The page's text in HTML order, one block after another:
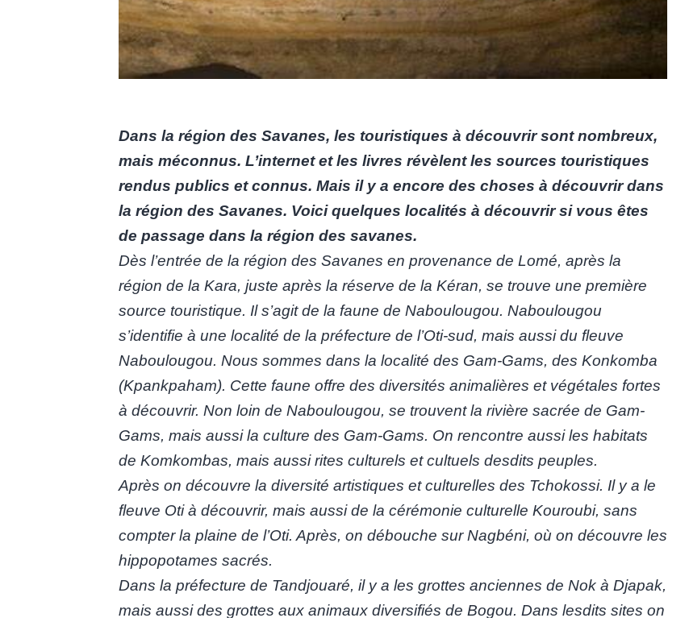
Dans la région des Savanes, les touristiques à découvrir sont nombreux,
mais méconnus. L’internet et les livres révèlent les sources touristiques
rendus publics et connus. Mais il y a encore des choses à découvrir dans
la région des Savanes. Voici quelques localités à découvrir si vous êtes
de passage dans la région des savanes.
Dès l’entrée de la région des Savanes en provenance de Lomé, après la
région de la Kara, juste après la réserve de la Kéran, se trouve une première
source touristique. Il s’agit de la faune de Naboulougou. Naboulougou
s’identifie à une localité de la préfecture de l’Oti-sud, mais aussi du fleuve
Naboulougou. Nous sommes dans la localité des Gam-Gams, des Konkomba
(Kpankpaham). Cette faune offre des diversités animalières et végétales fortes
à découvrir. Non loin de Naboulougou, se trouvent la rivière sacrée de Gam-
Gams, mais aussi la culture des Gam-Gams. On rencontre aussi les habitats
de Komkombas, mais aussi rites culturels et cultuels desdits peuples.
Après on découvre la diversité artistiques et culturelles des Tchokossi. Il y a le
fleuve Oti à découvrir, mais aussi de la cérémonie culturelle Kouroubi, sans
compter la plaine de l’Oti. Après, on débouche sur Nagbéni, où on découvre les
hippopotames sacrés.
Dans la préfecture de Tandjouaré, il y a les grottes anciennes de Nok à Djapak,
mais aussi des grottes aux animaux diversifiés de Bogou. Dans lesdits sites on